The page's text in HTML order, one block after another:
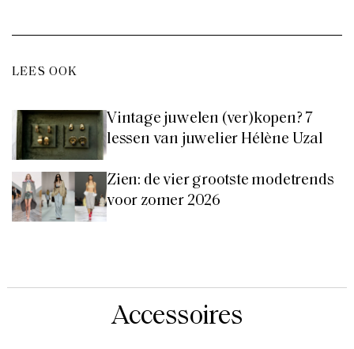
LEES OOK
Vintage juwelen (ver)kopen? 7
lessen van juwelier Hélène Uzal
Zien: de vier grootste modetrends
voor zomer 2026
Accessoires